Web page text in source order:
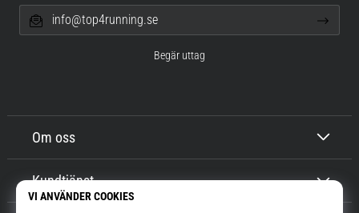
Om oss
Kundtjänst
info@top4running.se
Begär uttag